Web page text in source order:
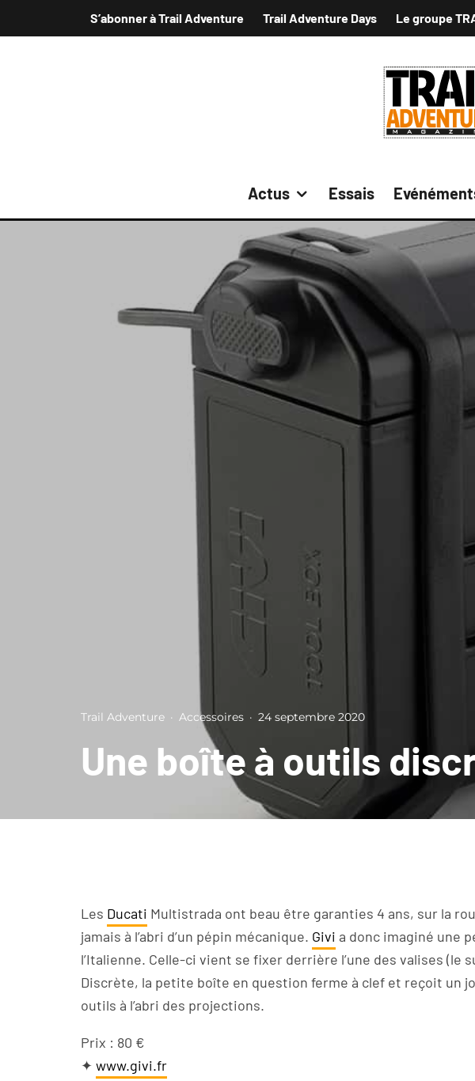
S’abonner à Trail Adventure Trail Adventure Days Le groupe
Actus Essais
Trail Adventure · Accessoires · 24 septembre 2020
Une boîte à outils
Les Ducati Multistrada ont beau être garanties 4 ans, sur la
jamais à l’abri d’un pépin mécanique. Givi a donc imaginé une
l’Italienne. Celle-ci vient se fixer derrière l’une des valises (le
Discrète, la petite boîte en question ferme à clef et reçoit un
outils à l’abri des projections.
Prix : 80 €
✦ www.givi.fr